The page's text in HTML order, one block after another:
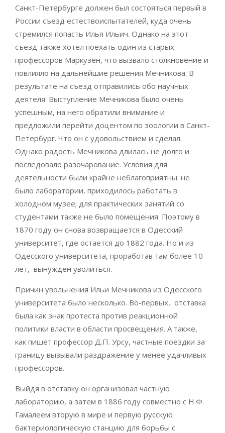
Санкт-Петербурге должен был состояться первый в
России съезд естествоиспытателей, куда очень
стремился попасть Илья Ильич. Однако на этот
съезд также хотел поехать один из старых
профессоров Маркузен, что вызвало столкновение и
повлияло на дальнейшие решения Мечникова. В
результате на съезд отправились обо научных
деятеля. Выступление Мечникова было очень
успешным, на него обратили внимание и
предложили перейти доцентом по зоологии в Санкт-
Петербург. Что он с удовольствием и сделал.
Однако радость Мечникова длилась не долго и
последовало разочарование. Условия для
деятельности были крайне неблагоприятны: не
было лаборатории, приходилось работать в
холодном музее; для практических занятий со
студентами также не было помещения. Поэтому в
1870 году он снова возвращается в Одесский
университет, где остается до 1882 года. Но и из
Одесского университета, проработав там более 10
лет, вынужден уволиться.
Причин увольнения Ильи Мечникова из Одесского
университета было несколько. Во-первых, отставка
была как знак протеста против реакционной
политики власти в области просвещения. А также,
как пишет профессор Д.П. Урсу, частные поездки за
границу вызывали раздражение у менее удачливых
профессоров.
Выйдя в отставку он организовал частную
лабораторию, а затем в 1886 году совместно с Н.Ф.
Гамалеем вторую в мире и первую русскую
бактериологическую станцию для борьбы с